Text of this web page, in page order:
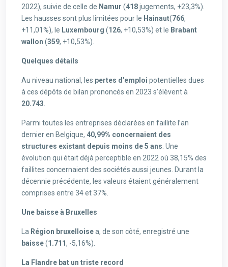
2022), suivie de celle de Namur (418jugements, +23,3%).
Les hausses sont plus limitées pour le Hainaut(766,
+11,01%), le Luxembourg (126, +10,53%) et le Brabant
wallon (359, +10,53%).
Quelques détails
Au niveau national, les pertes d’emploi potentielles dues
à ces dépôts de bilan prononcés en 2023 s’élèvent à
20.743
Parmi toutes les entreprises déclarées en faillite l’an
dernier en Belgique, 40,99% concernaient des
structures existant depuis moins de 5 ans . Une
évolution qui était déjà perceptible en 2022 où 38,15% des
faillites concernaient des sociétés aussi jeunes. Durant la
décennie précédente, les valeurs étaient généralement
comprises entre 34 et 37%.
Une baisse à Bruxelles
La Région bruxelloisea, de son côté, enregistré une
baisse(1.711, -5,16%).
La Flandre bat un triste record